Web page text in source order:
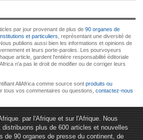
par jour provenant de plus de 90 organes de
et particuliers , représentant une diversité de
publions aussi bien les informations et opinions de
et leurs porte-paroles. Les pourvoyeurs
article, gardent l'entière responsabilité éditoriale
n'a pas le droit de modifier ou de corriger leurs
AllAfrica comme source sont produits ou
tous vos commentaires ou questions, contactez-nous
par l'Afrique et sur l'Afrique. Nous
plus de 600 articles et nouvelles
de 90 organes de presse du continent, de